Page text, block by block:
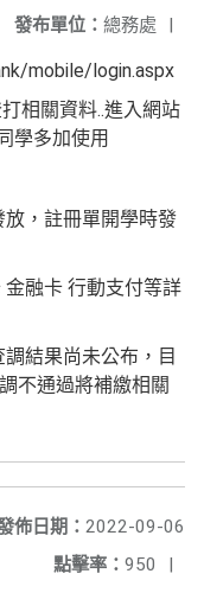
發布單位： 總務處 |
mobile/login.aspx
相關資料..進入網站
學多加使用
，註冊單開學時發
融卡 行動支付等詳
結果尚未公布，目
不通過將補繳相關
佈日期： 2022-09-06
點擊率： 950 |